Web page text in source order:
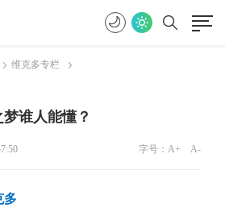
维克多专栏
谁人能懂？
字号： A+ A-
多